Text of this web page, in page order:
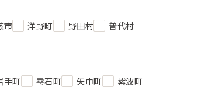
市 洋野町 野田村 普代村
手町 雫石町 矢巾町 紫波町